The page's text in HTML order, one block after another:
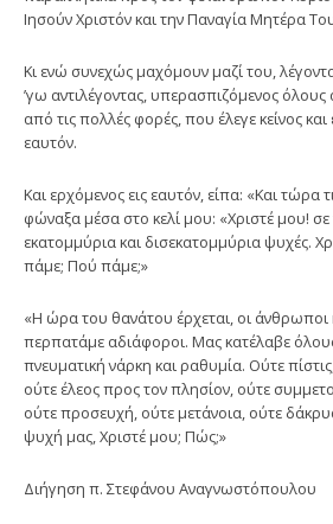
Ιησούν Χριστόν και την Παναγία Μητέρα
Κι ενώ συνεχώς μαχόμουν μαζί του,
’γω αντιλέγοντας, υπερασπιζόμενος
από τις πολλές φορές, που έλεγε κείνος
εαυτόν.
Και ερχόμενος εις εαυτόν, είπα: «Και τώρα
φώναξα μέσα στο κελί μου: «Χριστέ μου! σε
εκατομμύρια και δισεκατομμύρια ψυχές.
πάμε; Πού πάμε;»
«Η ώρα του θανάτου έρχεται, οι άνθρωποι
περπατάμε αδιάφοροι. Μας κατέλαβε
πνευματική νάρκη και ραθυμία. Ούτε
ούτε έλεος προς τον πλησίον, ούτε
ούτε προσευχή, ούτε μετάνοια, ούτε
ψυχή μας, Χριστέ μου; Πώς;»
Διήγηση π. Στεφάνου Αναγνωστόπουλου